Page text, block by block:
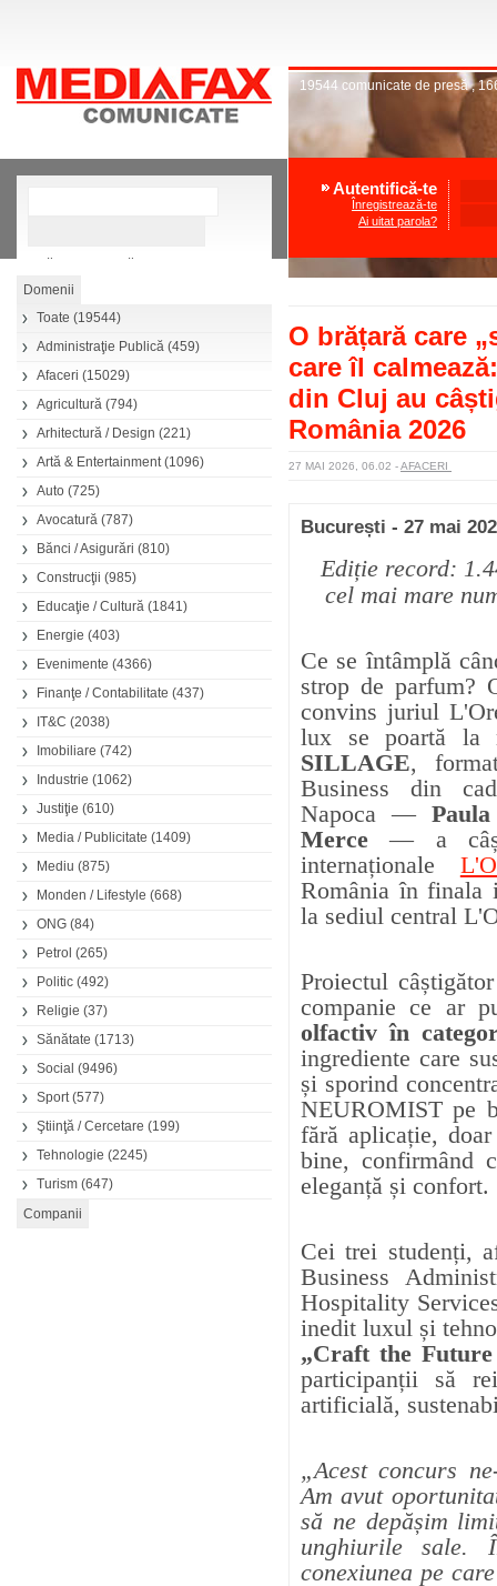
Căutare avansată
Toate (19544)
Administraţie Publică (459)
Afaceri (15029)
Agricultură (794)
Arhitectură / Design (221)
Artă & Entertainment(1096)
Auto (725)
Avocatură (787)
Bănci / Asigurări (810)
Construcţii (985)
Educaţie / Cultură (1841)
Energie (403)
Evenimente (4366)
Finanţe / Contabilitate (437)
IT&C (2038)
Imobiliare (742)
Industrie (1062)
Justiţie (610)
Media / Publicitate (1409)
Mediu (875)
Monden / Lifestyle (668)
ONG (84)
Petrol (265)
Politic (492)
Religie (37)
Sănătate (1713)
Social (9496)
Sport(577)
Ştiinţă / Cercetare (199)
Tehnologie (2245)
Turism (647)
19544 comunicate de presă,
Autentifică-te
Înregistrează-te
Ai uitat parola?
O brățară care
care îl
din Cluj au
România 2026
27 MAI 2026, 06.02 -AFACERI
București - 27 mai
Ediție record:
cel mai mare
Ce se întâmplă
strop de parfum?
convins juriul
lux se poartă la
SILLAGE,
Business din
Napoca —
Merce — a
internaționale
România în finala
la sediul central
Proiectul
companie ce ar
olfactiv în
ingrediente care
și sporind
NEUROMIST pe
fără aplicație,
bine, confirmând
eleganță și confort.
Cei trei studenți,
Business
Hospitality
inedit luxul și
„Craft the
participanții să
artificială,
„Acest concurs
Am avut
să ne depășim
unghiurile sale.
conexiunea pe